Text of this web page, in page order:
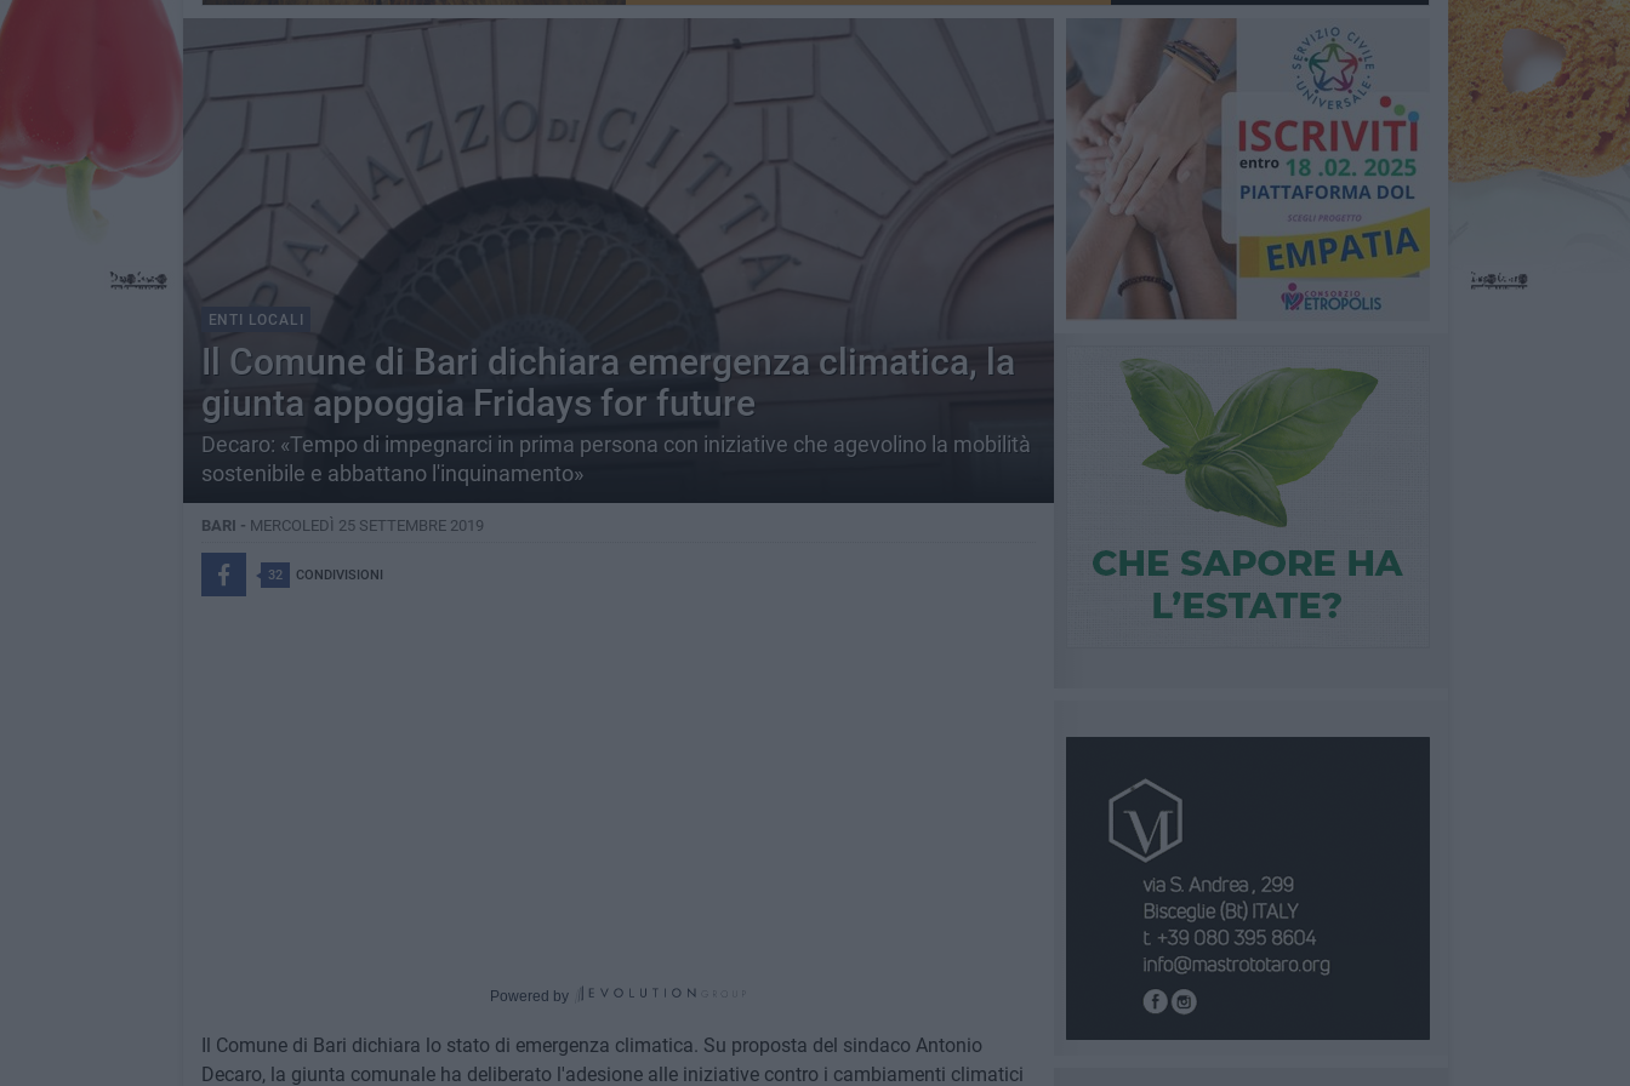
ENTI LOCALI
Il Comune di Bari dichiara emergenza climatica, la
giunta appoggia Fridays for future
Decaro: «Tempo di impegnarci in prima persona con iniziative che agevolino la mobilità
sostenibile e abbattano l'inquinamento»
BARI - MERCOLEDÌ 25 SETTEMBRE 2019
32 CONDIVISIONI
Powered by
Il Comune di Bari dichiara lo stato di emergenza climatica. Su proposta del sindaco Antonio
Decaro, la giunta comunale ha deliberato l'adesione alle iniziative contro i cambiamenti climatici